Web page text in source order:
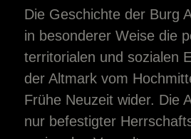
Die Geschichte der Burg
in besonderer Weise die
territorialen und sozialen
der Altmark vom
Frühe Neuzeit wider. Die
nur befestigter